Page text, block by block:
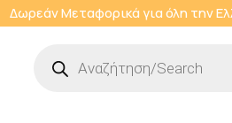
Δωρεάν Μεταφορικά για όλη την